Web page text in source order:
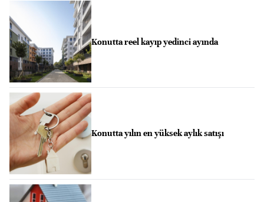
Konutta reel kayıp yedinci ayında
Konutta yılın en yüksek aylık satışı